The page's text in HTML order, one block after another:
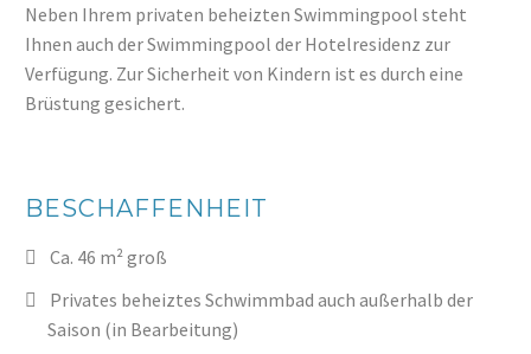
Neben Ihrem privaten beheizten Swimmingpool steht
Ihnen auch der Swimmingpool der Hotelresidenz zur
Verfügung. Zur Sicherheit von Kindern ist es durch eine
Brüstung gesichert.
BESCHAFFENHEIT
Ca. 46 m² groß
Privates beheiztes Schwimmbad auch außerhalb der
Saison (in Bearbeitung)